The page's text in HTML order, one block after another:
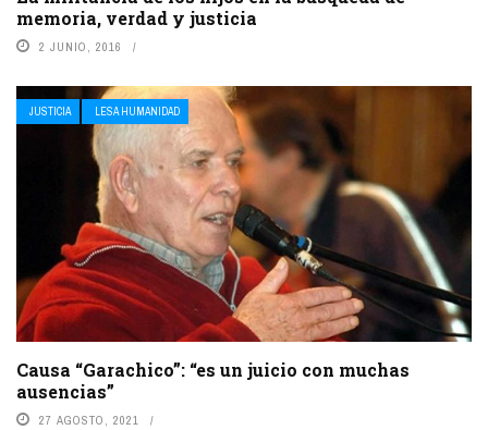
memoria, verdad y justicia
2 JUNIO, 2016
JUSTICIA LESA HUMANIDAD
Causa “Garachico”: “es un juicio con muchas
ausencias”
27 AGOSTO, 2021